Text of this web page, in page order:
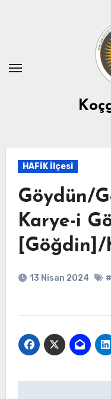
HAFİK İlçesi
Göydün/
Karye-i
13 Nisan 2024